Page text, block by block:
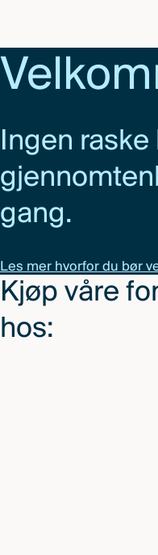
Ingen
gang.
Les mer hvorfor du bør
Kjøp våre
hos: